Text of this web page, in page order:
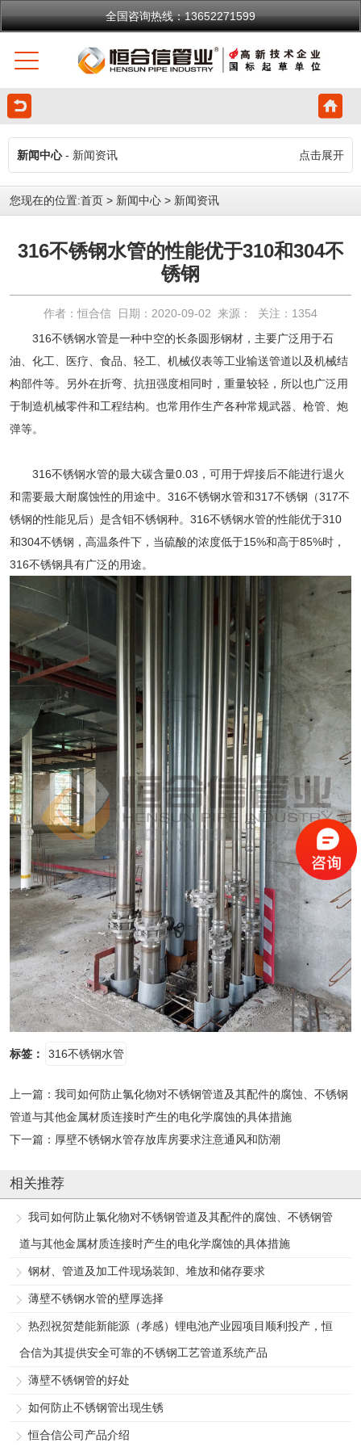
全国咨询热线：13652271599
新闻中心- 新闻资讯 点击展开
您现在的位置:首页 > 新闻中心 > 新闻资讯
316不锈钢水管的性能优于310和304不
锈钢
作者：恒合信 日期：2020-09-02 来源： 关注： 1354
316不锈钢水管是一种中空的长条圆形钢材，主要广泛用于石
油、化工、医疗、食品、轻工、机械仪表等工业输送管道以及机械结
构部件等。另外在折弯、抗扭强度相同时，重量较轻，所以也广泛用
于制造机械零件和工程结构。也常用作生产各种常规武器、枪管、炮
弹等。
316不锈钢水管的最大碳含量0.03，可用于焊接后不能进行退火
和需要最大耐腐蚀性的用途中。 316不锈钢水管和317不锈钢（317不
锈钢的性能见后）是含钼不锈钢种。316不锈钢水管的性能优于310
和304不锈钢，高温条件下，当硫酸的浓度低于15%和高于85%时，
316不锈钢具有广泛的用途。
标签： 316不锈钢水管
上一篇： 我司如何防止氯化物对不锈钢管道及其配件的腐蚀、不锈钢
管道与其他金属材质连接时产生的电化学腐蚀的具体措施
下一篇： 厚壁不锈钢水管存放库房要求注意通风和防潮
相关推荐
我司如何防止氯化物对不锈钢管道及其配件的腐蚀、不锈钢管
道与其他金属材质连接时产生的电化学腐蚀的具体措施
钢材、管道及加工件现场装卸、堆放和储存要求
薄壁不锈钢水管的壁厚选择
热烈祝贺楚能新能源（孝感）锂电池产业园项目顺利投产，恒
合信为其提供安全可靠的不锈钢工艺管道系统产品
薄壁不锈钢管的好处
如何防止不锈钢管出现生锈
恒合信公司产品介绍